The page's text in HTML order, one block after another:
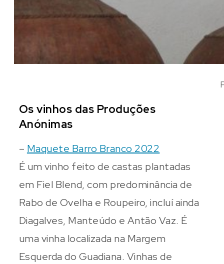
Os vinhos das Produções
Anónimas
– Maquete Barro Branco 2022
É um vinho feito de castas plantadas
em Fiel Blend, com predominância de
Rabo de Ovelha e Roupeiro, incluí ainda
Diagalves, Manteúdo e Antão Vaz. É
uma vinha localizada na Margem
Esquerda do Guadiana. Vinhas de